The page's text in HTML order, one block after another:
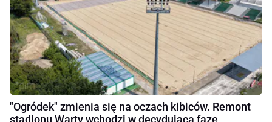
"Ogródek" zmienia się na oczach kibiców. Remont
stadionu Warty wchodzi w decydującą fazę